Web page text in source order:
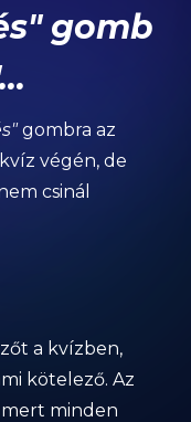
gomb
gombra az
végén, de
csinál
a kvízben,
kötelező. Az
minden